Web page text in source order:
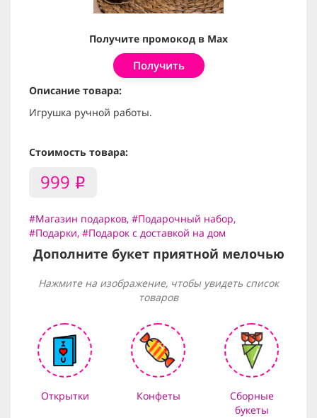
Получите промокод в Max
Получить
Описание товара:
Игрушка ручной работы.
Стоимость товара:
999 i
#Магазин подарков, #Подарочный набор,
#Подарки, #Подарок с доставкой на дом
Дополните букет приятной мелочью
Нажмите на изображение, чтобы увидеть список
товаров
Открытки Конфеты
Сборные
букеты